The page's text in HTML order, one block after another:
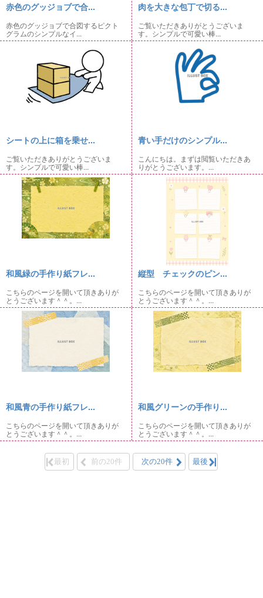
赤色のグッジョブで合...
赤色のグッジョブで合図するピクト
グラムのシンプルなイ...
肉を大きな包丁で切る...
ご覧いただきありがとうございま
す。シンプルで可愛い棒...
シートの上に箱を乗せ...
ご覧いただきありがとうございま
す。シンプルで可愛い棒...
青い手だけのシンプル...
こんにちは。まずは閲覧いただきあ
りがとうございます。...
和風緑の手作り紙フレ...
こちらのページを開いて頂きありが
とうございます＾＾。...
縦型 チェックのピン...
こちらのページを開いて頂きありが
とうございます＾＾。...
和風青の手作り紙フレ...
こちらのページを開いて頂きありが
とうございます＾＾。...
和風グリーンの手作り...
こちらのページを開いて頂きありが
とうございます＾＾。...
最初 前の20件 次の20件 最後